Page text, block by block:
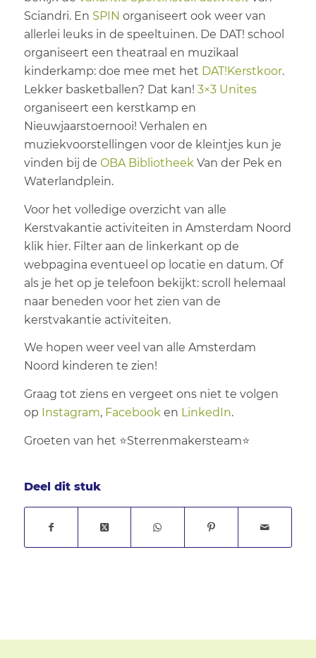
Sciandri. En SPIN organiseert ook weer van
allerlei leuks in de speeltuinen. De DAT! school
organiseert een theatraal en muzikaal
kinderkamp: doe mee met het DAT!Kerstkoor.
Lekker basketballen? Dat kan! 3×3 Unites
organiseert een kerstkamp en
Nieuwjaarstoernooi! Verhalen en
muziekvoorstellingen voor de kleintjes kun je
vinden bij de OBA BibliotheekVan der Pek en
Waterlandplein.
Voor het volledige overzicht van alle
Kerstvakantie activiteiten in Amsterdam Noord
klik hier. Filter aan de linkerkant op de
webpagina eventueel op locatie en datum. Of
als je het op je telefoon bekijkt: scroll helemaal
naar beneden voor het zien van de
kerstvakantie activiteiten.
We hopen weer veel van alle Amsterdam
Noord kinderen te zien!
Graag tot ziens en vergeet ons niet te volgen
op Instagram, Facebooken LinkedIn.
Groeten van het ⭐Sterrenmakersteam⭐
Deel dit stuk